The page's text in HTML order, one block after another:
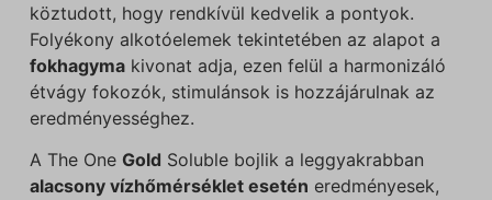
köztudott, hogy rendkívül kedvelik a pontyok.
Folyékony alkotóelemek tekintetében az alapot a
fokhagymakivonat adja, ezen felül a harmonizáló
étvágy fokozók, stimulánsok is hozzájárulnak az
eredményességhez.
A The One Gold Soluble bojlik a leggyakrabban
alacsony vízhőmérséklet esetén eredményesek,